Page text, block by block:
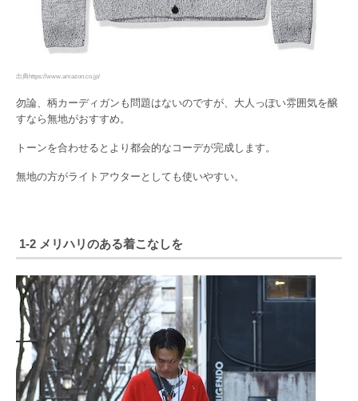
出典https://www.amazon.co.jp/
勿論、柄カーディガンも問題はないのですが、大人っぽい雰囲気を醸
すなら無地がおすすめ。
トーンを合わせるとより都会的なコーデが完成します。
無地の方がライトアウターとしても使いやすい。
1-2 メリハリのある着こなしを